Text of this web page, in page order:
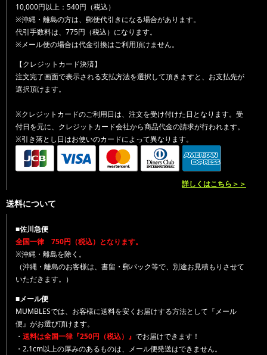
10,000円以上：540円（税込）
※沖縄・離島の方は、郵便代引きになる場合があります。
代引手数料は、775円（税込）になります。
※メール便の場合は代金引換はご利用頂けません。
【クレジットカード決済】
注文完了画面で表示される支払方法を選択して頂きますと、お支払先が
選択頂けます。
※クレジットカードのご利用日は、注文を受け付けた日となります。受
付日を元に、クレジットカード会社から商品代金の請求が行われます。
※引き落とし日はお使いのカードによって異なります。
詳しくはこちら＞＞
送料について
■佐川急便
全国一律 750円（税込）となります。
※沖縄・離島を除く。
（沖縄・離島のお客様は、書留・郵パック等で、別途お見積もりさせて
いただきます。）
■メール便
MUMBLESでは、お客様に送料を安くお届けする方法として『メール
便』がお選び頂けます。
・ 送料は全国一律『250円（税込）』 でお届けできます！
・2.1cm以上の厚みのあるものは、メール便発送はできません。